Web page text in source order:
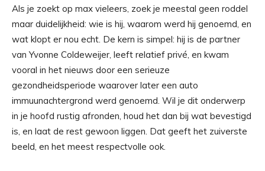
Als je zoekt op max vieleers, zoek je meestal geen roddel
maar duidelijkheid: wie is hij, waarom werd hij genoemd, en
wat klopt er nou echt. De kern is simpel: hij is de partner
van Yvonne Coldeweijer, leeft relatief privé, en kwam
vooral in het nieuws door een serieuze
gezondheidsperiode waarover later een auto
immuunachtergrond werd genoemd. Wil je dit onderwerp
in je hoofd rustig afronden, houd het dan bij wat bevestigd
is, en laat de rest gewoon liggen. Dat geeft het zuiverste
beeld, en het meest respectvolle ook.